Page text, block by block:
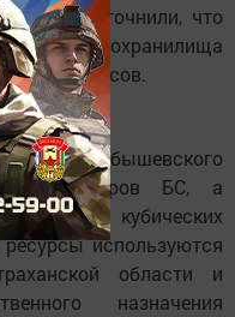
уточнили, что
водохранилища
Куйбышевского
51,13 метров БС, а
5 тысяч кубических
используются
области и
назначения